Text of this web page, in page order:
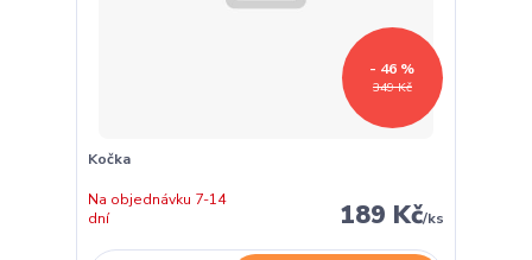
349 Kč
- 46 %
Kočka
189 Kč/ks
Na objednávku 7-14
dní